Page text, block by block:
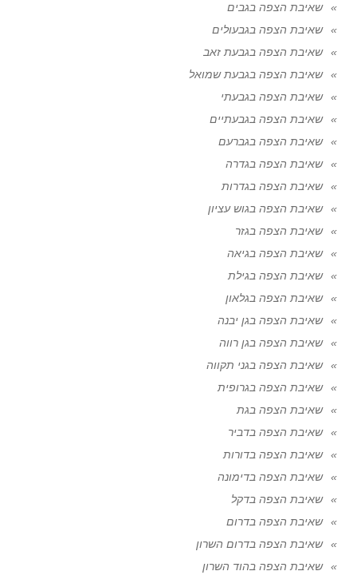
שאיבת הצפה בגבים
שאיבת הצפה בגבעולים
שאיבת הצפה בגבעת זאב
שאיבת הצפה בגבעת שמואל
שאיבת הצפה בגבעתי
שאיבת הצפה בגבעתיים
שאיבת הצפה בגברעם
שאיבת הצפה בגדרה
שאיבת הצפה בגדרות
שאיבת הצפה בגוש עציון
שאיבת הצפה בגזר
שאיבת הצפה בגיאה
שאיבת הצפה בגילת
שאיבת הצפה בגלאון
שאיבת הצפה בגן יבנה
שאיבת הצפה בגן רווה
שאיבת הצפה בגני תקווה
שאיבת הצפה בגרופית
שאיבת הצפה בגת
שאיבת הצפה בדביר
שאיבת הצפה בדורות
שאיבת הצפה בדימונה
שאיבת הצפה בדקל
שאיבת הצפה בדרום
שאיבת הצפה בדרום השרון
שאיבת הצפה בהוד השרון